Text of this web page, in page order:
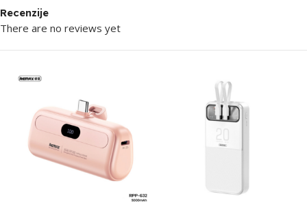
Recenzije
There are no reviews yet